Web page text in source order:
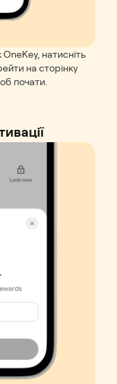
натисніть
на сторінку
почати.